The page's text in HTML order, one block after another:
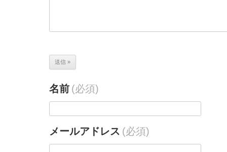
名前 (必須)
メールアドレス (必須)